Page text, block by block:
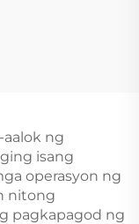
ng
isang
operasyon ng
nitong
pagkapagod ng